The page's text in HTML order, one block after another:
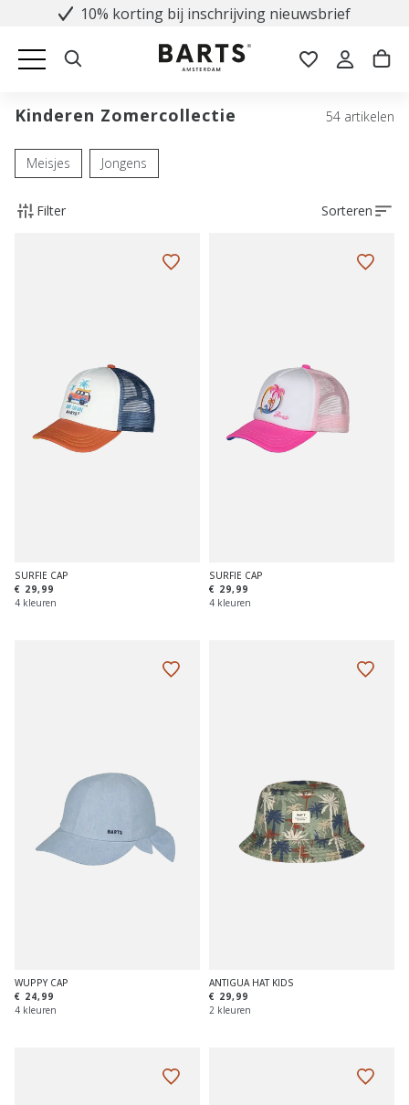
10% korting bij inschrijving nieuwsbrief
Kinderen Zomercollectie 54 artikelen
Meisjes Jongens
Filter Sorteren
SURFIE CAP
€ 29,99
4 kleuren
SURFIE CAP
€ 29,99
4 kleuren
WUPPY CAP
€ 24,99
4 kleuren
ANTIGUA HAT KIDS
€ 29,99
2 kleuren